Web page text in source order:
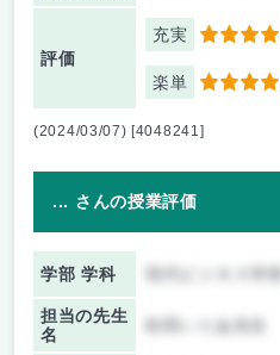
評価
充実 4
楽単 5
(2024/03/07) [4048241]
... さんの授業評価
学部 学科
担当の先生
名
松田いりあ先生